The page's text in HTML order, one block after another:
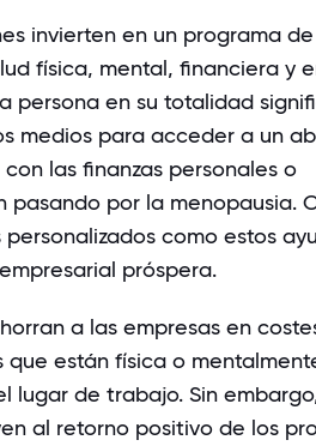
invierten en un programa
física, mental, financiera y
persona en su totalidad
medios para acceder a un
las finanzas personales o
pasando por la menopausia.
como estos
próspera.
a las empresas en
están física o
lugar de trabajo. Sin
al retorno positivo de los